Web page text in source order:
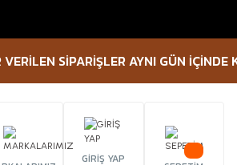
SİPARİŞLER AYNI GÜN İÇİNDE
GİRİŞ YAP